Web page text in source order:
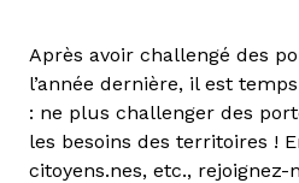
Après avoir challengé des
l’année dernière, il est
: ne plus challenger des
les besoins des territoires !
citoyens.nes, etc.,